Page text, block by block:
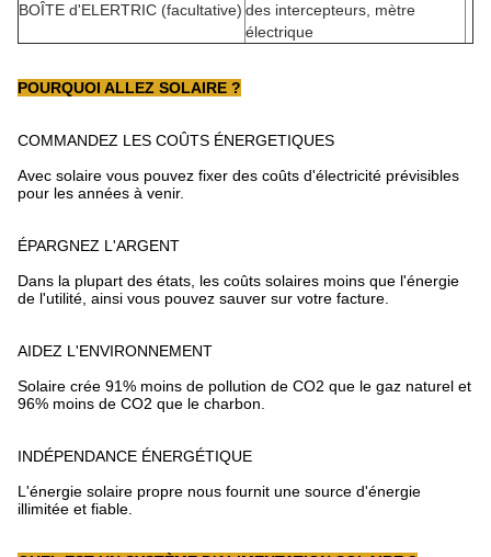
BOÎTE d'ELERTRIC (facultative) des intercepteurs, mètre
électrique
POURQUOI ALLEZ SOLAIRE ?
COMMANDEZ LES COÛTS ÉNERGETIQUES
Avec solaire vous pouvez fixer des coûts d'électricité prévisibles
pour les années à venir.
ÉPARGNEZ L'ARGENT
Dans la plupart des états, les coûts solaires moins que l'énergie
de l'utilité, ainsi vous pouvez sauver sur votre facture.
AIDEZ L'ENVIRONNEMENT
Solaire crée 91% moins de pollution de CO2 que le gaz naturel et
96% moins de CO2 que le charbon.
INDÉPENDANCE ÉNERGÉTIQUE
L'énergie solaire propre nous fournit une source d'énergie
illimitée et fiable.